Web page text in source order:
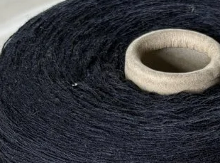
кашемир 10%, меринос 70%, шёлк 20%
+ пайетки
380 м/100 гтёмно-синий близкий к
черному
1 200₽
за 100 г
Купить